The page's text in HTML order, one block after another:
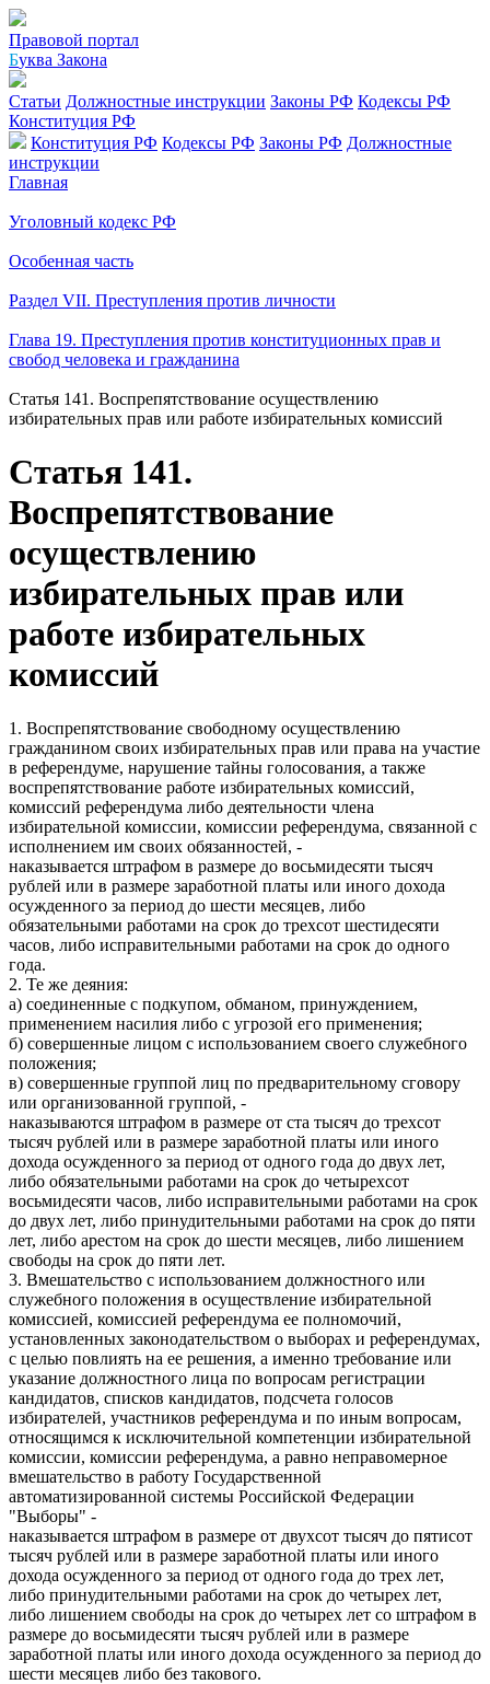
Правовой портал
Буква Закона
Статьи Должностные инструкции Законы РФ Кодексы РФ
Конституция РФ
Конституция РФ Кодексы РФ Законы РФ Должностные
инструкции
Главная
Уголовный кодекс РФ
Особенная часть
Раздел VII. Преступления против личности
Глава 19. Преступления против конституционных прав и
свобод человека и гражданина
Статья 141. Воспрепятствование осуществлению
избирательных прав или работе избирательных комиссий
Статья 141.
Воспрепятствование
осуществлению
избирательных прав или
работе избирательных
комиссий
1. Воспрепятствование свободному осуществлению
гражданином своих избирательных прав или права на участие
в референдуме, нарушение тайны голосования, а также
воспрепятствование работе избирательных комиссий,
комиссий референдума либо деятельности члена
избирательной комиссии, комиссии референдума, связанной с
исполнением им своих обязанностей, -
наказывается штрафом в размере до восьмидесяти тысяч
рублей или в размере заработной платы или иного дохода
осужденного за период до шести месяцев, либо
обязательными работами на срок до трехсот шестидесяти
часов, либо исправительными работами на срок до одного
года.
2. Те же деяния:
а) соединенные с подкупом, обманом, принуждением,
применением насилия либо с угрозой его применения;
б) совершенные лицом с использованием своего служебного
положения;
в) совершенные группой лиц по предварительному сговору
или организованной группой, -
наказываются штрафом в размере от ста тысяч до трехсот
тысяч рублей или в размере заработной платы или иного
дохода осужденного за период от одного года до двух лет,
либо обязательными работами на срок до четырехсот
восьмидесяти часов, либо исправительными работами на срок
до двух лет, либо принудительными работами на срок до пяти
лет, либо арестом на срок до шести месяцев, либо лишением
свободы на срок до пяти лет.
3. Вмешательство с использованием должностного или
служебного положения в осуществление избирательной
комиссией, комиссией референдума ее полномочий,
установленных законодательством о выборах и референдумах,
с целью повлиять на ее решения, а именно требование или
указание должностного лица по вопросам регистрации
кандидатов, списков кандидатов, подсчета голосов
избирателей, участников референдума и по иным вопросам,
относящимся к исключительной компетенции избирательной
комиссии, комиссии референдума, а равно неправомерное
вмешательство в работу Государственной
автоматизированной системы Российской Федерации
"Выборы" -
наказывается штрафом в размере от двухсот тысяч до пятисот
тысяч рублей или в размере заработной платы или иного
дохода осужденного за период от одного года до трех лет,
либо принудительными работами на срок до четырех лет,
либо лишением свободы на срок до четырех лет со штрафом в
размере до восьмидесяти тысяч рублей или в размере
заработной платы или иного дохода осужденного за период до
шести месяцев либо без такового.